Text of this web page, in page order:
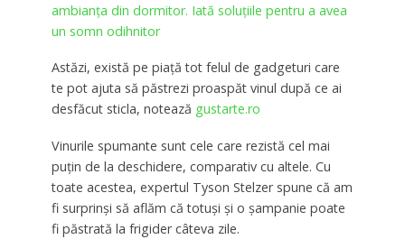
ambianța din dormitor. Iată soluțiile pentru a avea
un somn odihnitor
Astăzi, există pe piaţă tot felul de gadgeturi care
te pot ajuta să păstrezi proaspăt vinul după ce ai
desfăcut sticla, notează gustarte.ro
Vinurile spumante sunt cele care rezistă cel mai
puţin de la deschidere, comparativ cu altele. Cu
toate acestea, expertul Tyson Stelzer spune că am
fi surprinşi să aflăm că totuşi şi o şampanie poate
fi păstrată la frigider câteva zile.